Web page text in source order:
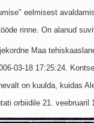
eelmisest
rinne. On alanud
Maa
03-18 17:25:24.
on kuulda, kuidas
orbiidile 21.